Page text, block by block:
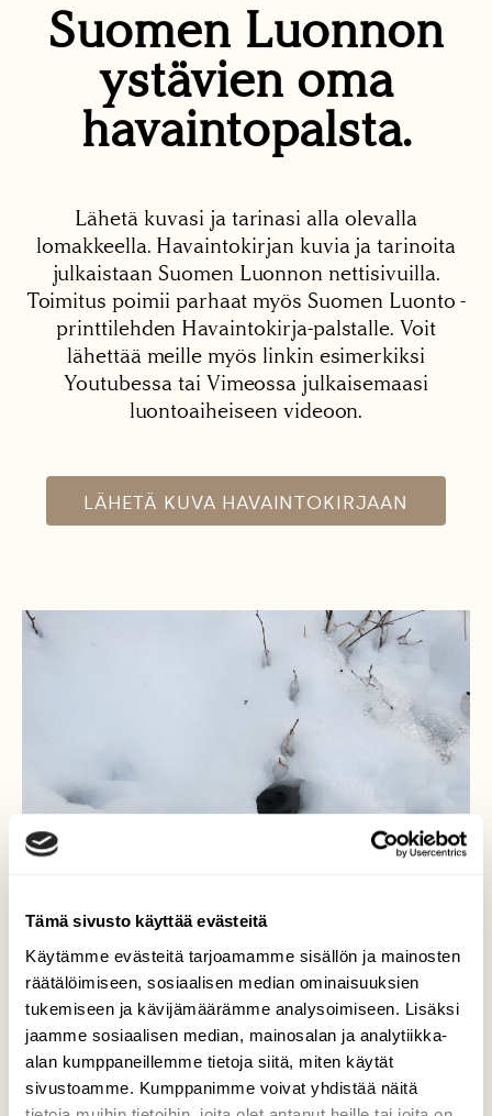
Tämä sivusto käyttää evästeitä
Käytämme evästeitä tarjoamamme sisällön ja mainosten
räätälöimiseen, sosiaalisen median ominaisuuksien
tukemiseen ja kävijämäärämme analysoimiseen. Lisäksi
jaamme sosiaalisen median, mainosalan ja analytiikka-
alan kumppaneillemme tietoja siitä, miten käytät
sivustoamme. Kumppanimme voivat yhdistää näitä
Suomen Luonnon
ystävien oma
havaintopalsta.
Lähetä kuvasi ja tarinasi alla olevalla
lomakkeella. Havaintokirjan kuvia ja tarinoita
julkaistaan Suomen Luonnon nettisivuilla.
Toimitus poimii parhaat myös Suomen Luonto -
printtilehden Havaintokirja-palstalle. Voit
lähettää meille myös linkin esimerkiksi
Youtubessa tai Vimeossa julkaisemaasi
luontoaiheiseen videoon.
LÄHETÄ KUVA HAVAINTOKIRJAAN
Minkki was here
Yleensä on mielenkiintoista katsella lumeen